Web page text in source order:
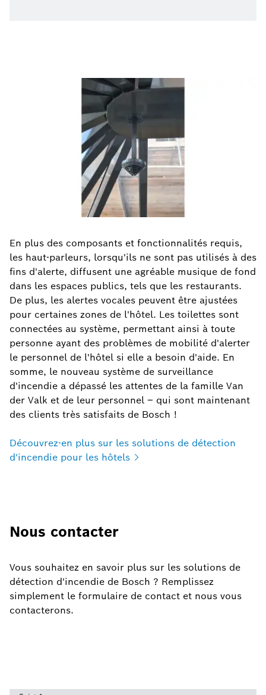
En plus des composants et fonctionnalités requis,
les haut-parleurs, lorsqu'ils ne sont pas utilisés à des
fins d'alerte, diffusent une agréable musique de fond
dans les espaces publics, tels que les restaurants.
De plus, les alertes vocales peuvent être ajustées
pour certaines zones de l'hôtel. Les toilettes sont
connectées au système, permettant ainsi à toute
personne ayant des problèmes de mobilité d'alerter
le personnel de l'hôtel si elle a besoin d'aide. En
somme, le nouveau système de surveillance
d'incendie a dépassé les attentes de la famille Van
der Valk et de leur personnel – qui sont maintenant
des clients très satisfaits de Bosch !
Découvrez-en plus sur les solutions de détection
d'incendie pour les hôtels
Nous contacter
Vous souhaitez en savoir plus sur les solutions de
détection d'incendie de Bosch ? Remplissez
simplement le formulaire de contact et nous vous
contacterons.